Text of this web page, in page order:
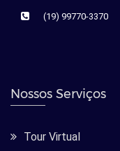
(19) 99770-3370
Nossos Serviços
Tour Virtual